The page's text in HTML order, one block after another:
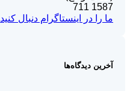
1587
711
ما را در اینستاگرام دنبال کنید
آخرین دیدگاه‌ها